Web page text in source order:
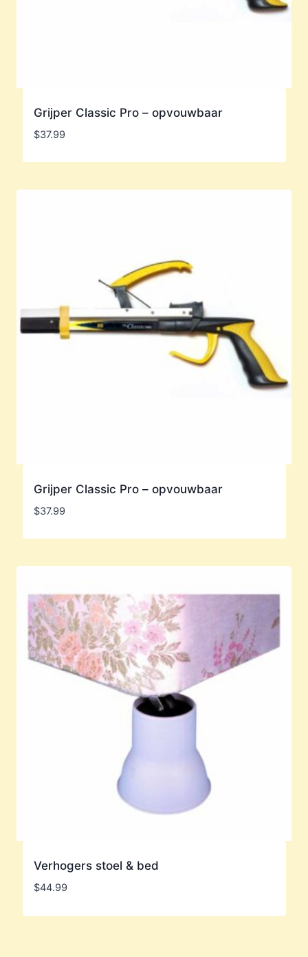
Grijper Classic Pro – opvouwbaar
$37.99
Grijper Classic Pro – opvouwbaar
$37.99
Verhogers stoel & bed
$44.99